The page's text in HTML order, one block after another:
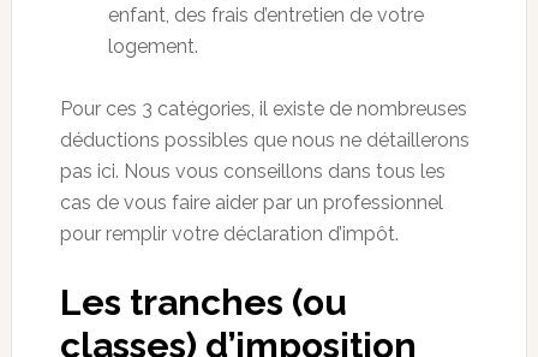
enfant, des frais d’entretien de votre
logement.
Pour ces 3 catégories, il existe de nombreuses
déductions possibles que nous ne détaillerons
pas ici. Nous vous conseillons dans tous les
cas de vous faire aider par un professionnel
pour remplir votre déclaration d’impôt.
Les tranches (ou
classes) d’imposition